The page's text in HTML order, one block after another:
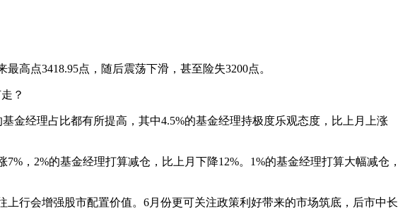
高点3418.95点，随后震荡下滑，甚至险失3200点。
？
金经理占比都有所提高，其中4.5%的基金经理持极度乐观态度，比上月上涨
，2%的基金经理打算减仓，比上月下降12%。1%的基金经理打算大幅减仓，
行会增强股市配置价值。6月份更可关注政策利好带来的市场筑底，后市中长